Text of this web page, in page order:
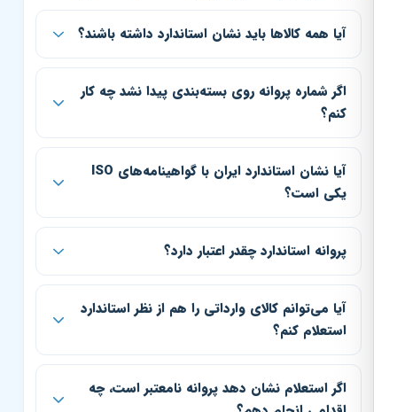
آیا همه کالاها باید نشان استاندارد داشته باشند؟
اگر شماره پروانه روی بسته‌بندی پیدا نشد چه کار
کنم؟
آیا نشان استاندارد ایران با گواهینامه‌های ISO
یکی است؟
پروانه استاندارد چقدر اعتبار دارد؟
آیا می‌توانم کالای وارداتی را هم از نظر استاندارد
استعلام کنم؟
اگر استعلام نشان دهد پروانه نامعتبر است، چه